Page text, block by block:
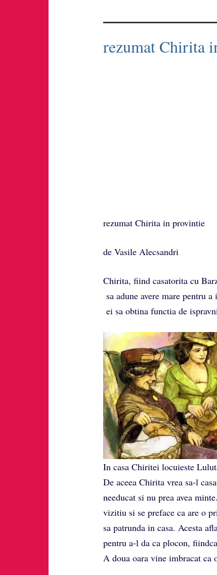
rezumat Chirita
rezumat Chirita in provintie
de Vasile Alecsandri
Chirita, fiind casatorita cu
sa adune avere mare pentru
ei sa obtina functia de
In casa Chiritei locuieste
De aceea Chirita vrea sa-l
needucat si nu prea avea
vizitiu si se preface ca are o
sa patrunda in casa. Acesta
pentru a-l da ca plocon,
A doua oara vine imbracat ca